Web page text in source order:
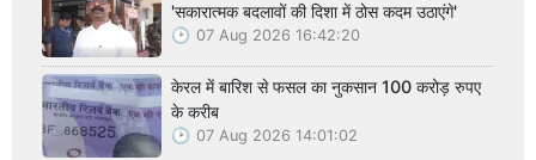
'सकारात्मक बदलावों की दिशा में ठोस कदम उठाएंगे'
07 Aug 2026 16:42:20
केरल में बारिश से फसल का नुकसान 100 करोड़ रुपए
के करीब
07 Aug 2026 14:01:02